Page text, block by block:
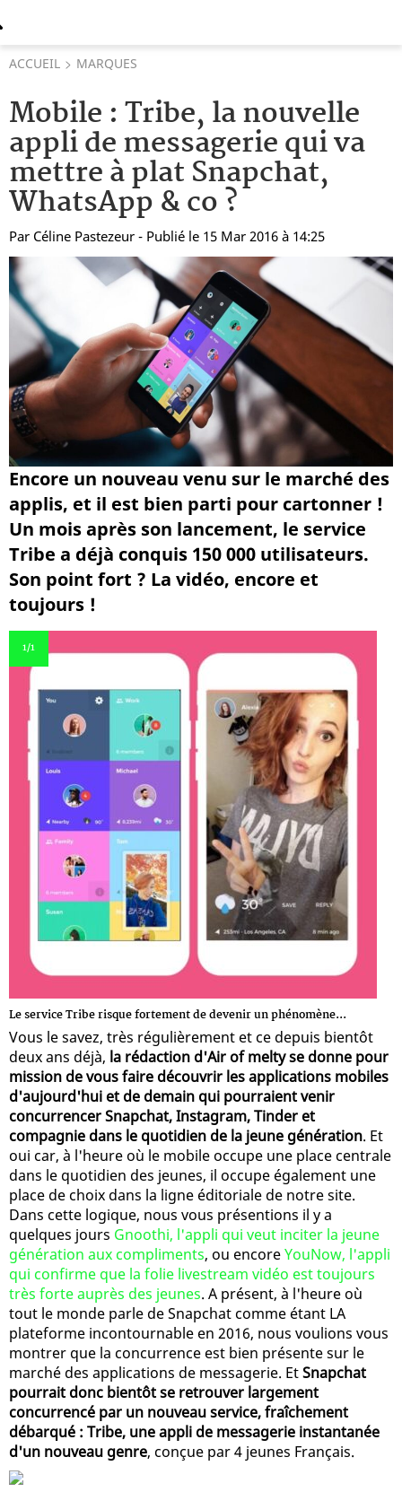
ACCUEIL MARQUES
Mobile : Tribe, la nouvelle
appli de messagerie qui va
mettre à plat Snapchat,
WhatsApp & co ?
Par Céline Pastezeur - Publié le 15 Mar 2016 à 14:25
Encore un nouveau venu sur le marché des
applis, et il est bien parti pour cartonner !
Un mois après son lancement, le service
Tribe a déjà conquis 150 000 utilisateurs.
Son point fort ? La vidéo, encore et
toujours !
1/1
Le service Tribe risque fortement de devenir un phénomène...
Vous le savez, très régulièrement et ce depuis bientôt
deux ans déjà, la rédaction d'Air of melty se donne pour
mission de vous faire découvrir les applications mobiles
d'aujourd'hui et de demain qui pourraient venir
concurrencer Snapchat, Instagram, Tinder et
compagnie dans le quotidien de la jeune génération. Et
oui car, à l'heure où le mobile occupe une place centrale
dans le quotidien des jeunes, il occupe également une
place de choix dans la ligne éditoriale de notre site.
Dans cette logique, nous vous présentions il y a
quelques jours Gnoothi, l'appli qui veut inciter la jeune
génération aux compliments, ou encoreYouNow, l'appli
qui confirme que la folie livestream vidéo est toujours
très forte auprès des jeunes. A présent, à l'heure où
tout le monde parle de Snapchat comme étant LA
plateforme incontournable en 2016, nous voulions vous
montrer que la concurrence est bien présente sur le
marché des applications de messagerie. EtSnapchat
pourrait donc bientôt se retrouver largement
concurrencé par un nouveau service, fraîchement
débarqué : Tribe, une appli de messagerie instantanée
d'un nouveau genre, conçue par 4 jeunes Français.